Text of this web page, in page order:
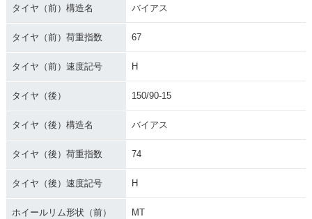
タイヤ（前）構造名 バイアス
タイヤ（前）荷重指数 67
タイヤ（前）速度記号 H
タイヤ（後） 150/90-15
タイヤ（後）構造名 バイアス
タイヤ（後）荷重指数 74
タイヤ（後）速度記号 H
ホイールリム形状（前） MT